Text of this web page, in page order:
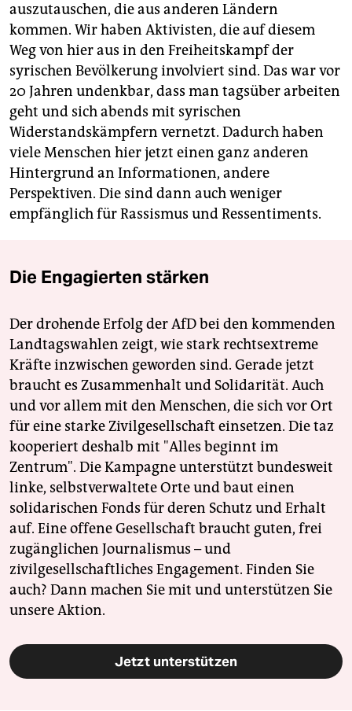
auszutauschen, die aus anderen Ländern
kommen. Wir haben Aktivisten, die auf diesem
Weg von hier aus in den Freiheitskampf der
syrischen Bevölkerung involviert sind. Das war vor
20 Jahren undenkbar, dass man tagsüber arbeiten
geht und sich abends mit syrischen
Widerstandskämpfern vernetzt. Dadurch haben
viele Menschen hier jetzt einen ganz anderen
Hintergrund an Informationen, andere
Perspektiven. Die sind dann auch weniger
empfänglich für Rassismus und Ressentiments.
Die Engagierten stärken
Der drohende Erfolg der AfD bei den kommenden
Landtagswahlen zeigt, wie stark rechtsextreme
Kräfte inzwischen geworden sind. Gerade jetzt
braucht es Zusammenhalt und Solidarität. Auch
und vor allem mit den Menschen, die sich vor Ort
für eine starke Zivilgesellschaft einsetzen. Die taz
kooperiert deshalb mit "Alles beginnt im
Zentrum". Die Kampagne unterstützt bundesweit
linke, selbstverwaltete Orte und baut einen
solidarischen Fonds für deren Schutz und Erhalt
auf. Eine offene Gesellschaft braucht guten, frei
zugänglichen Journalismus – und
zivilgesellschaftliches Engagement. Finden Sie
auch? Dann machen Sie mit und unterstützen Sie
unsere Aktion.
Jetzt unterstützen